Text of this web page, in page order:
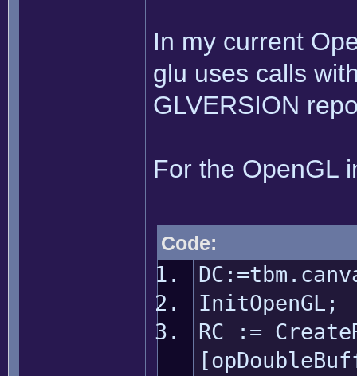
In my current
glu uses calls
GLVERSION
For the OpenGL
Code:
InitOpenGL;
RC :=